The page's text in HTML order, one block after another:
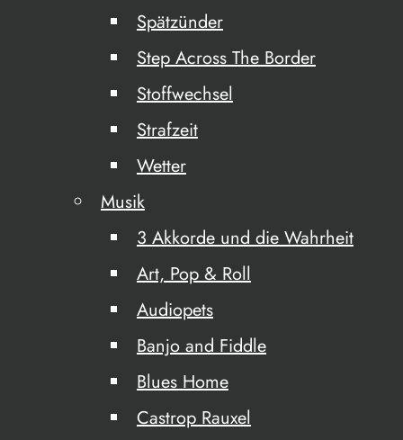
Spätzünder
Step Across The Border
Stoffwechsel
Strafzeit
Wetter
Musik
3 Akkorde und die Wahrheit
Art, Pop & Roll
Audiopets
Banjo and Fiddle
Blues Home
Castrop Rauxel